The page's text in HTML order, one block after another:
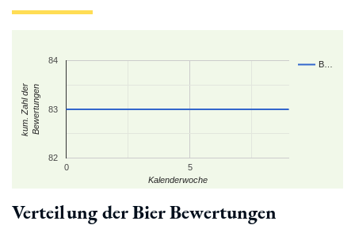
B…
0 5
82
83
84
Kalenderwoche
kum. Zahl derBewertungen
Verteilung der Bier Bewertungen